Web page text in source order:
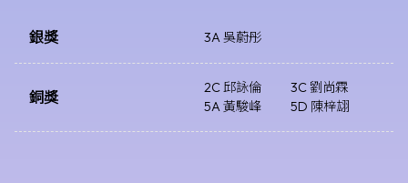
銀獎 3A 吳蔚彤
銅獎
2C 邱詠倫
3C 劉尚霖
5A 黃駿峰
5D 陳梓翃